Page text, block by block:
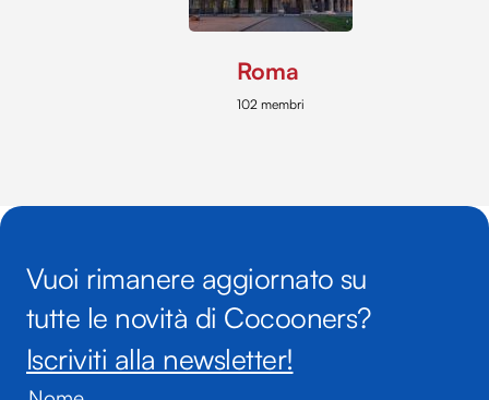
Roma
102 membri
Vuoi rimanere aggiornato su
tutte le novità di Cocooners?
Iscriviti alla newsletter!